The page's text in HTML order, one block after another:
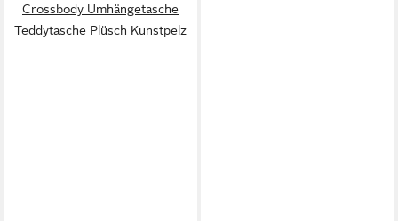
Crossbody Umhängetasche
Teddytasche Plüsch Kunstpelz